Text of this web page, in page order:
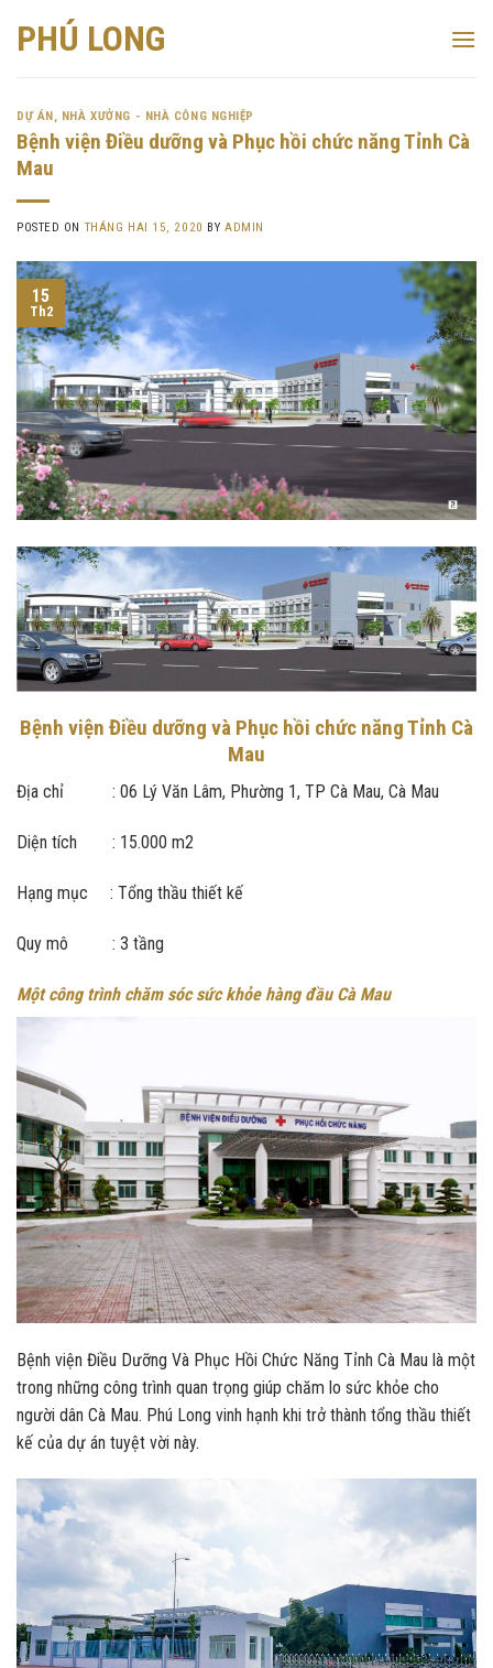
PHÚ LONG
DỰ ÁN, NHÀ XƯỞNG - NHÀ CÔNG NGHIỆP
Bệnh viện Điều dưỡng và Phục hồi chức năng Tỉnh Cà
Mau
POSTED ON THÁNG HAI 15, 2020 BY ADMIN
15
Th2
Bệnh viện Điều dưỡng và Phục hồi chức năng Tỉnh Cà
Mau
Địa chỉ : 06 Lý Văn Lâm, Phường 1, TP Cà Mau, Cà Mau
Diện tích : 15.000 m2
Hạng mục : Tổng thầu thiết kế
Quy mô : 3 tầng
Một công trình chăm sóc sức khỏe hàng đầu Cà Mau
Bệnh viện Điều Dưỡng Và Phục Hồi Chức Năng Tỉnh Cà Mau là một
trong những công trình quan trọng giúp chăm lo sức khỏe cho
người dân Cà Mau. Phú Long vinh hạnh khi trở thành tổng thầu thiết
kế của dự án tuyệt vời này.